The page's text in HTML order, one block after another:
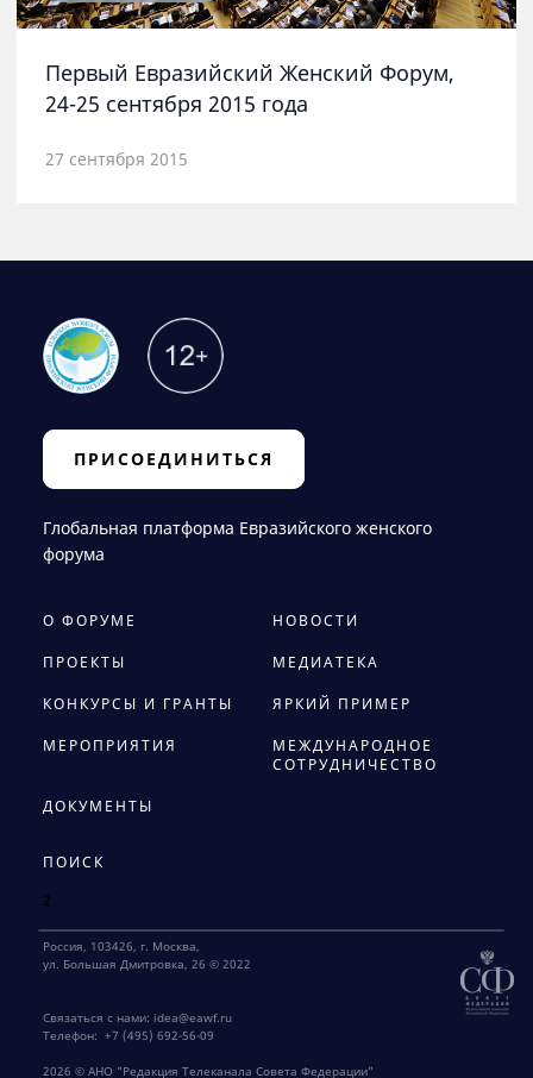
Первый Евразийский Женский Форум,
24-25 сентября 2015 года
27 сентября 2015
ПРИСОЕДИНИТЬСЯ
Глобальная платформа Евразийского женского
форума
О ФОРУМЕ НОВОСТИ
ПРОЕКТЫ МЕДИАТЕКА
КОНКУРСЫ И ГРАНТЫ ЯРКИЙ ПРИМЕР
МЕРОПРИЯТИЯ
МЕЖДУНАРОДНОЕ
СОТРУДНИЧЕСТВО
ДОКУМЕНТЫ
ПОИСК
2
2026 © АНО "Редакция Телеканала Совета Федерации"
Россия, 103426, г. Москва,
ул. Большая Дмитровка, 26 © 2022
Связаться с нами: idea@eawf.ru
Телефон: +7 (495) 692-56-09